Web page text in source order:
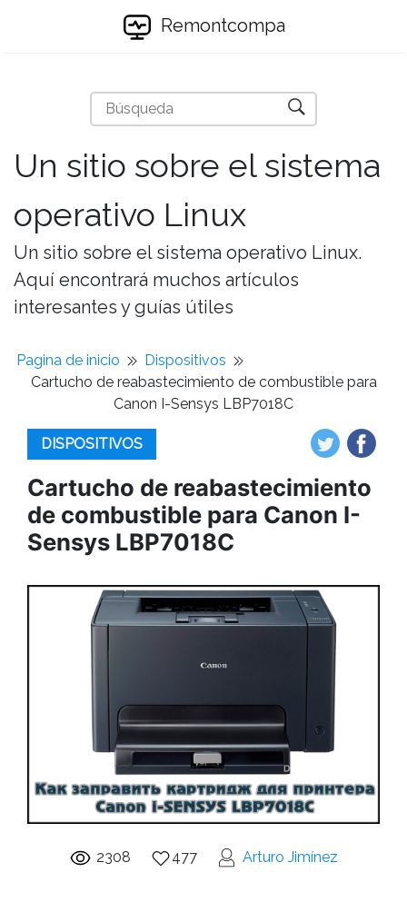
Remontcompa
Un sitio sobre el sistema
operativo Linux
Un sitio sobre el sistema operativo Linux.
Aquí encontrará muchos artículos
interesantes y guías útiles
Pagina de inicio
Dispositivos
Cartucho de reabastecimiento de combustible para
Canon I-Sensys LBP7018C
DISPOSITIVOS
Cartucho de reabastecimiento
de combustible para Canon I-
Sensys LBP7018C
2308 477 Arturo Jimínez